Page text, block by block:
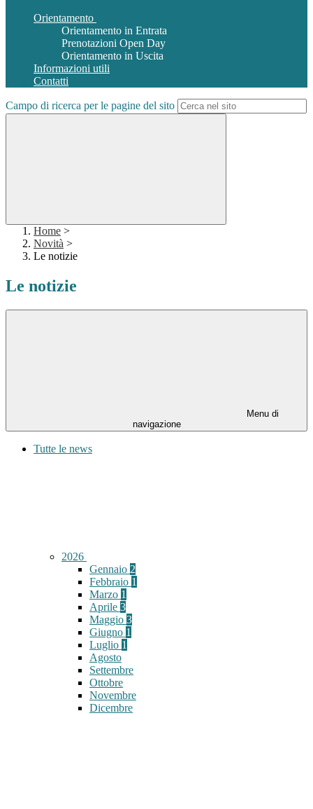
Orientamento
Orientamento in Entrata
Prenotazioni Open Day
Orientamento in Uscita
Informazioni utili
Contatti
Campo di ricerca per le pagine del sito
Home >
Novità >
Le notizie
Le notizie
Menu di
navigazione
Tutte le news
2026
Gennaio 2
Febbraio 1
Marzo 1
Aprile 3
Maggio 3
Giugno 1
Luglio 1
Agosto
Settembre
Ottobre
Novembre
Dicembre